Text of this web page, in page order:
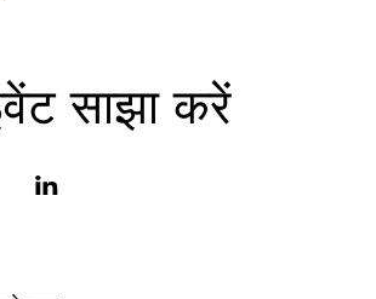
साझा करें